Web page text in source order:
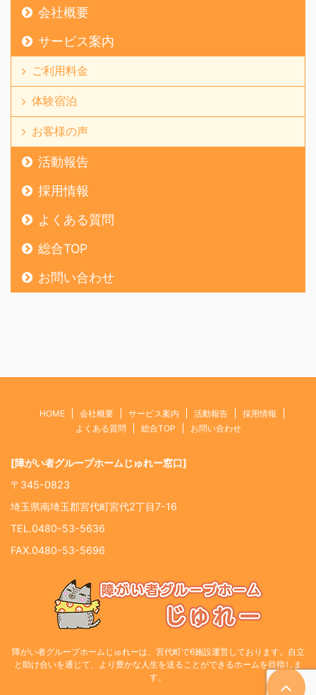
会社概要
サービス案内
ご利用料金
体験宿泊
お客様の声
活動報告
採用情報
よくある質問
総合TOP
お問い合わせ
HOME 会社概要 サービス案内 活動報告
採用情報
よくある質問
総合TOP お問い合わせ
[障がい者グループホームじゅれー窓口]
〒345-0823
埼玉県南埼玉郡宮代町宮代2丁目7-16
TEL.0480-53-5636
FAX.0480-53-5696
障がい者グループホームじゅれーは、宮代町で6施設運営しております。自立
と助け合いを通じて、より豊かな人生を送ることができるホームを目指しま
す。